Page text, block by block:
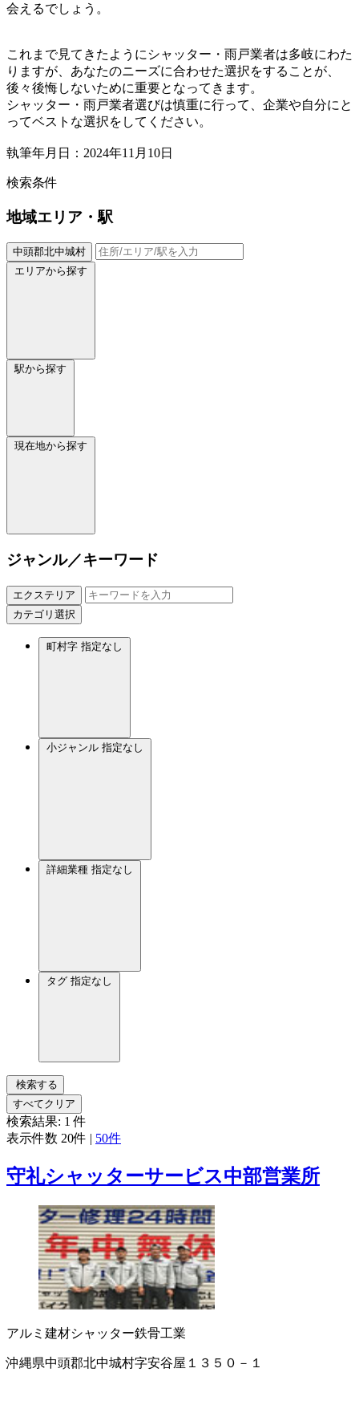
会えるでしょう。
これまで見てきたようにシャッター・雨戸業者は多岐にわた
りますが、あなたのニーズに合わせた選択をすることが、
後々後悔しないために重要となってきます。
シャッター・雨戸業者選びは慎重に行って、企業や自分にと
ってベストな選択をしてください。
執筆年月日：2024年11月10日
検索条件
地域エリア・駅
中頭郡北中城村
エリアから探す
駅から探す
現在地から探す
ジャンル／キーワード
エクステリア
カテゴリ選択
町村字 指定なし
小ジャンル 指定なし
詳細業種 指定なし
タグ 指定なし
検索する
すべてクリア
検索結果: 1 件
表示件数 20件 | 50件
守礼シャッターサービス中部営業所
アルミ建材シャッター鉄骨工業
沖縄県中頭郡北中城村字安谷屋１３５０－１